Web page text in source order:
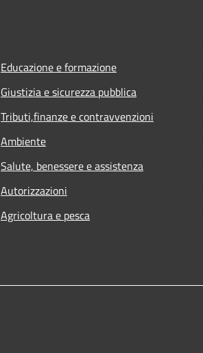
Educazione e formazione
Giustizia e sicurezza pubblica
Tributi,finanze e contravvenzioni
Ambiente
Salute, benessere e assistenza
Autorizzazioni
Agricoltura e pesca